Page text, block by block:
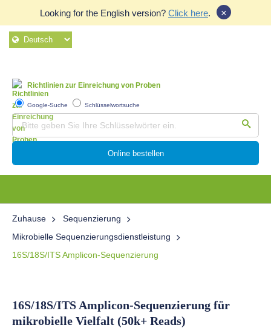
Looking for the English version? Click here. ×
Richtlinien zur Einreichung von Proben
Google-Suche Schlüsselwortsuche
Online bestellen
Zuhause
Sequenzierung
Mikrobielle Sequenzierungsdienstleistung
16S/18S/ITS Amplicon-Sequenzierung
16S/18S/ITS Amplicon-Sequenzierung für
mikrobielle Vielfalt (50k+ Reads)